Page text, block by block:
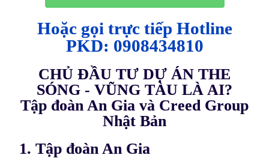
Hoặc gọi trực tiếp Hotline
PKD: 0908434810
CHỦ ĐẦU TƯ DỰ ÁN THE
SÓNG - VŨNG TÀU LÀ AI?
Tập đoàn An Gia và Creed Group
Nhật Bản
1. Tập đoàn An Gia